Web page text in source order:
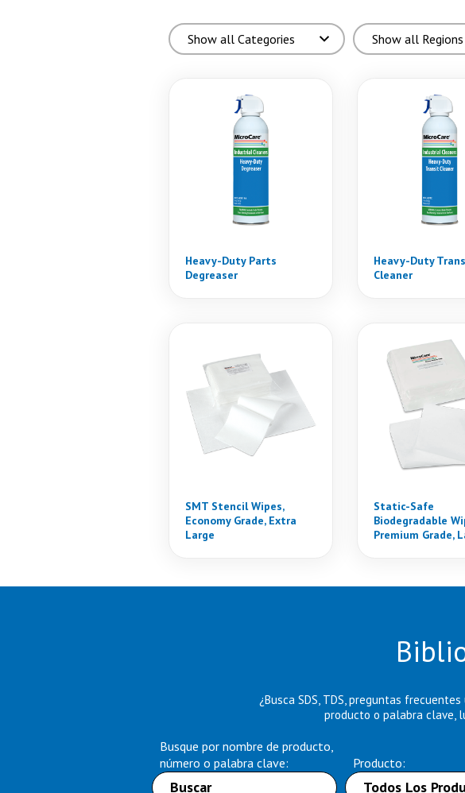
Heavy-Duty Parts
Degreaser
Heavy-Duty
Cleaner
SMT Stencil Wipes,
Economy Grade, Extra
Large
Static-Safe
Biodegradable
Premium Grade,
¿Busca SDS, TDS, preguntas
producto o palabra clave,
Busque por nombre de producto,
número o palabra clave:
Producto: